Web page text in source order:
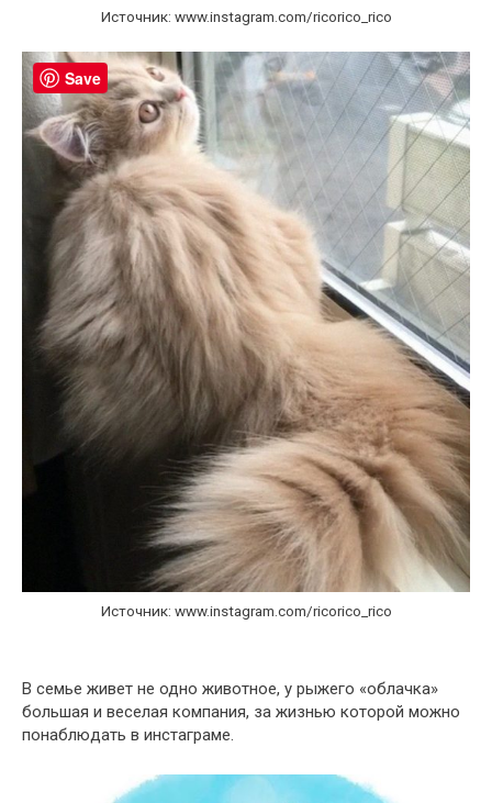
Источник: www.instagram.com/ricorico_rico
Источник: www.instagram.com/ricorico_rico
В семье живет не одно животное, у рыжего «облачка»
большая и веселая компания, за жизнью которой можно
понаблюдать в инстаграме.
Save